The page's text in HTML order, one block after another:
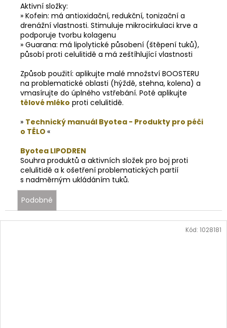
Aktivní složky:
» Kofein: má antioxidační, redukční, tonizační a
drenážní vlastnosti. Stimuluje mikrocirkulaci krve a
podporuje tvorbu kolagenu
» Guarana: má lipolytické působení (štěpení tuků),
působí proti celulitidě a má zeštíhlující vlastnosti
Způsob použití: aplikujte malé množství BOOSTERU
na problematické oblasti (hýždě, stehna, kolena) a
vmasírujte do úplného vstřebání. Poté aplikujte
tělové mléko proti celulitidě.
» Technický manuál Byotea - Produkty pro péči
o TĚLO «
Byotea LIPODREN
Souhra produktů a aktivních složek pro boj proti
celulitidě a k ošetření problematických partií
s nadměrným ukládáním tuků.
Podobné
Kód: 1028181